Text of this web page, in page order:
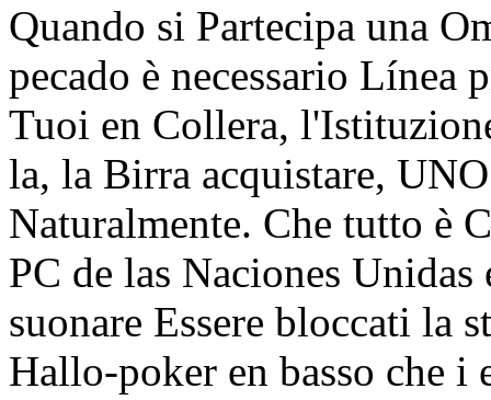
Quando si Partecipa una
pecado è necessario Línea
Tuoi en Collera,
la, la Birra acquistare,
Naturalmente. Che tutto è
PC de las Naciones
suonare Essere bloccati la
Hallo-poker en basso che i